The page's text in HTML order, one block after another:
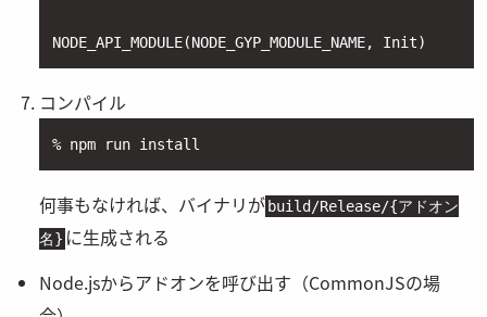
NODE_API_MODULE(NODE_GYP_MODULE_NAME, Init)
コンパイル
% npm run install
何事もなければ、バイナリが build/Release/{アドオン
名} に生成される
Node.jsからアドオンを呼び出す（CommonJSの場